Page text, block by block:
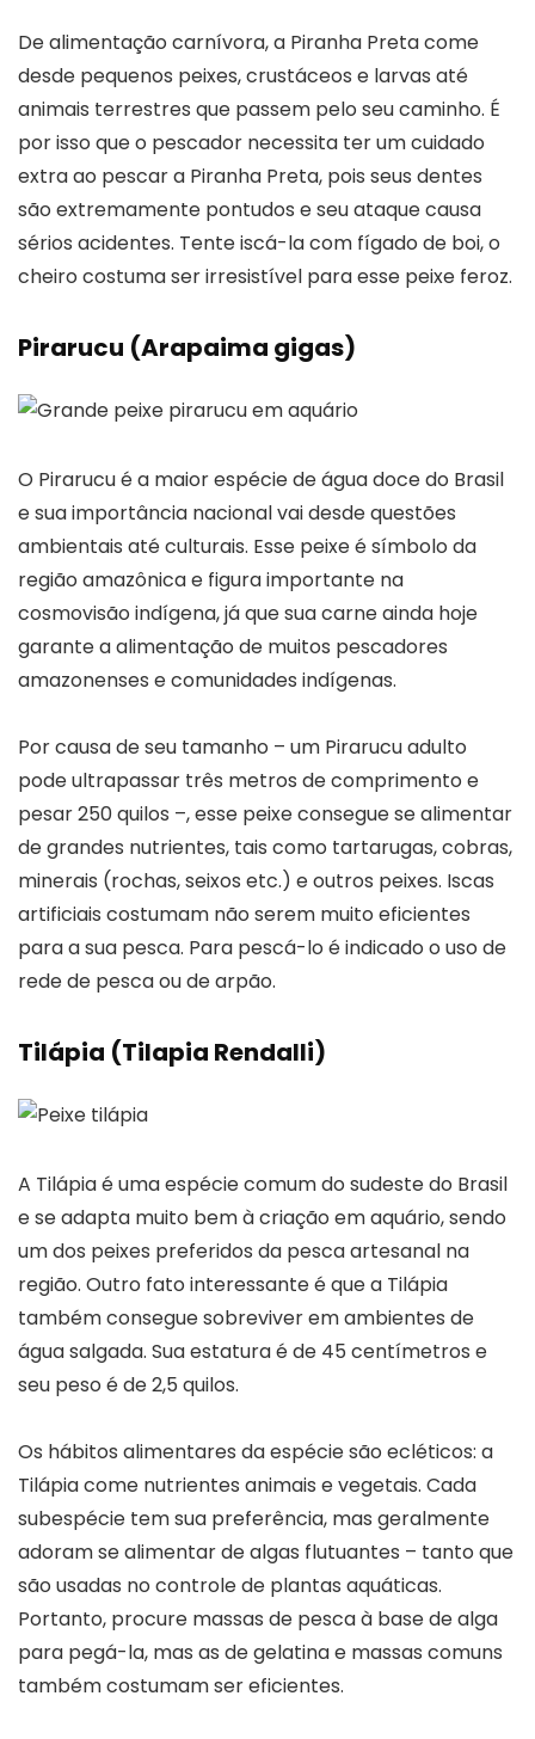
De alimentação carnívora, a Piranha Preta come
desde pequenos peixes, crustáceos e larvas até
animais terrestres que passem pelo seu caminho. É
por isso que o pescador necessita ter um cuidado
extra ao pescar a Piranha Preta, pois seus dentes
são extremamente pontudos e seu ataque causa
sérios acidentes. Tente iscá-la com fígado de boi, o
cheiro costuma ser irresistível para esse peixe feroz.
Pirarucu (Arapaima gigas)
O Pirarucu é a maior espécie de água doce do Brasil
e sua importância nacional vai desde questões
ambientais até culturais. Esse peixe é símbolo da
região amazônica e figura importante na
cosmovisão indígena, já que sua carne ainda hoje
garante a alimentação de muitos pescadores
amazonenses e comunidades indígenas.
Por causa de seu tamanho – um Pirarucu adulto
pode ultrapassar três metros de comprimento e
pesar 250 quilos –, esse peixe consegue se alimentar
de grandes nutrientes, tais como tartarugas, cobras,
minerais (rochas, seixos etc.) e outros peixes. Iscas
artificiais costumam não serem muito eficientes
para a sua pesca. Para pescá-lo é indicado o uso de
rede de pesca ou de arpão.
Tilápia (Tilapia Rendalli)
A Tilápia é uma espécie comum do sudeste do Brasil
e se adapta muito bem à criação em aquário, sendo
um dos peixes preferidos da pesca artesanal na
região. Outro fato interessante é que a Tilápia
também consegue sobreviver em ambientes de
água salgada. Sua estatura é de 45 centímetros e
seu peso é de 2,5 quilos.
Os hábitos alimentares da espécie são ecléticos: a
Tilápia come nutrientes animais e vegetais. Cada
subespécie tem sua preferência, mas geralmente
adoram se alimentar de algas flutuantes – tanto que
são usadas no controle de plantas aquáticas.
Portanto, procure massas de pesca à base de alga
para pegá-la, mas as de gelatina e massas comuns
também costumam ser eficientes.